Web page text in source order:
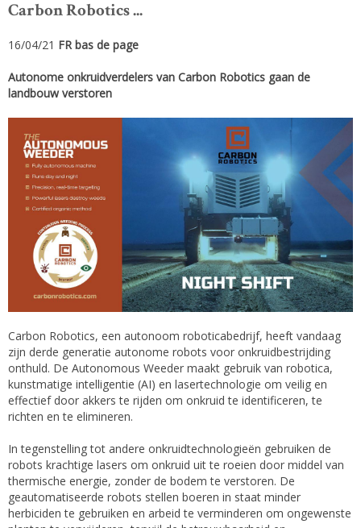
Carbon Robotics ...
16/04/21 FR bas de page
Autonome onkruidverdelers van Carbon Robotics gaan de
landbouw verstoren
Carbon Robotics, een autonoom roboticabedrijf, heeft vandaag
zijn derde generatie autonome robots voor onkruidbestrijding
onthuld. De Autonomous Weeder maakt gebruik van robotica,
kunstmatige intelligentie (AI) en lasertechnologie om veilig en
effectief door akkers te rijden om onkruid te identificeren, te
richten en te elimineren.
In tegenstelling tot andere onkruidtechnologieën gebruiken de
robots krachtige lasers om onkruid uit te roeien door middel van
thermische energie, zonder de bodem te verstoren. De
geautomatiseerde robots stellen boeren in staat minder
herbiciden te gebruiken en arbeid te verminderen om ongewenste